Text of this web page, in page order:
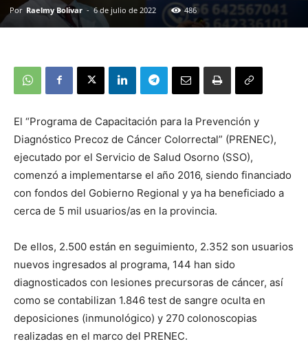
Por Raelmy Bolivar - 6 de julio de 2022 486
El “Programa de Capacitación para la Prevención y
Diagnóstico Precoz de Cáncer Colorrectal” (PRENEC),
ejecutado por el Servicio de Salud Osorno (SSO),
comenzó a implementarse el año 2016, siendo financiado
con fondos del Gobierno Regional y ya ha beneficiado a
cerca de 5 mil usuarios/as en la provincia.
De ellos, 2.500 están en seguimiento, 2.352 son usuarios
nuevos ingresados al programa, 144 han sido
diagnosticados con lesiones precursoras de cáncer, así
como se contabilizan 1.846 test de sangre oculta en
deposiciones (inmunológico) y 270 colonoscopias
realizadas en el marco del PRENEC.